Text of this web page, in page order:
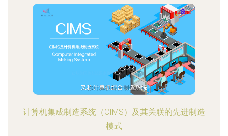
计算机集成制造系统（CIMS）及其关联的先进制造
模式